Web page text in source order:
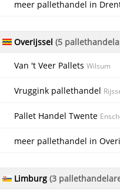
meer pallethandel in
Overijssel (5
Van 't Veer Pallets Wilsum
Vruggink pallethandel
Pallet Handel Twente
meer pallethandel in
Limburg (3